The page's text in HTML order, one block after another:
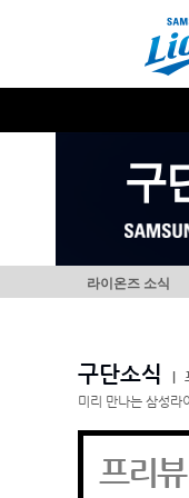
구
라이온즈 소식
구단소식
미리 만나는 삼성라
프리뷰